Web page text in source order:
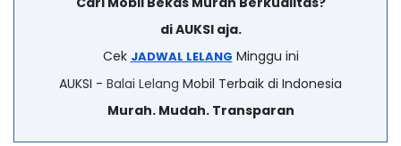
di AUKSI aja.
Cek JADWAL LELANG Minggu ini
AUKSI - Balai Lelang Mobil Terbaik di Indonesia
Murah. Mudah. Transparan